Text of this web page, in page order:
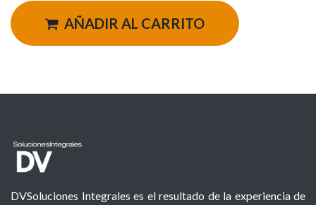
AÑADIR AL CARRITO
DVSoluciones Integrales es el resultado de la experiencia de